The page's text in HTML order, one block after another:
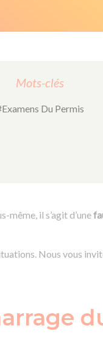
Mots-clés
Du Permis
il s’agit d’une
Nous vous